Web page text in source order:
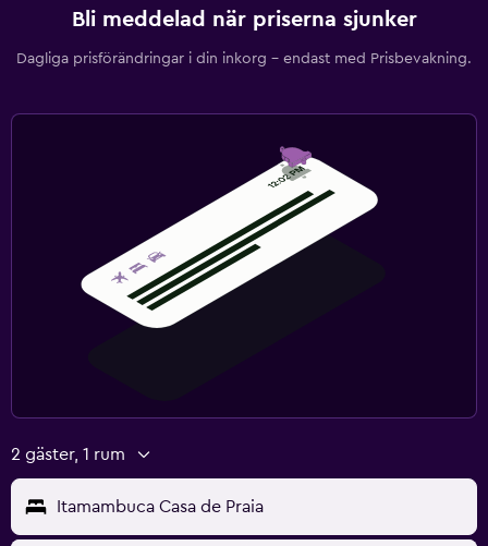
Bli meddelad när priserna sjunker
Dagliga prisförändringar i din inkorg – endast med Prisbevakning.
2 gäster, 1 rum
Itamambuca Casa de Praia